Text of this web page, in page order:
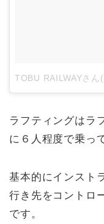
ラフティングはラ
に６人程度で乗っ
基本的にインスト
行き先をコントロ
です。